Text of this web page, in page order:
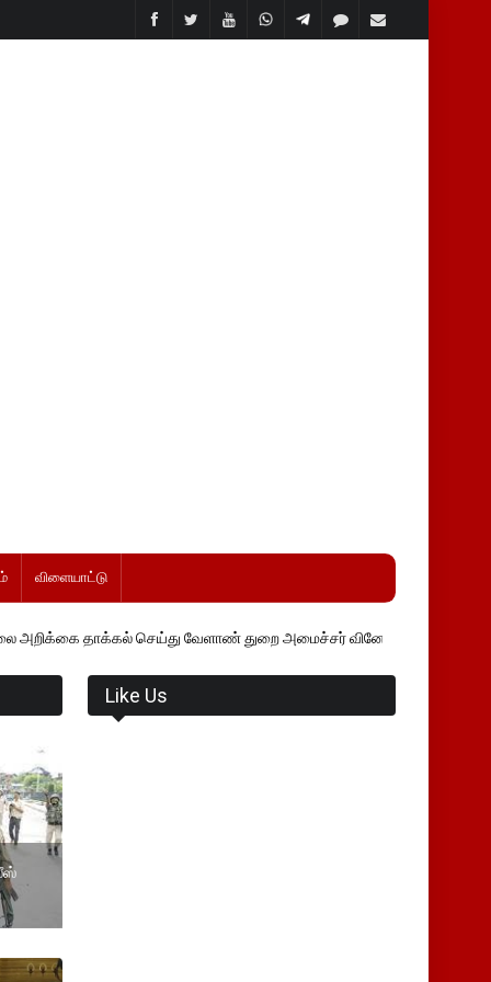
விளையாட்டு
செய்து வேளாண் துறை அமைச்சர் வினோத் வாசித்து வருகிறார். �.
Like Us